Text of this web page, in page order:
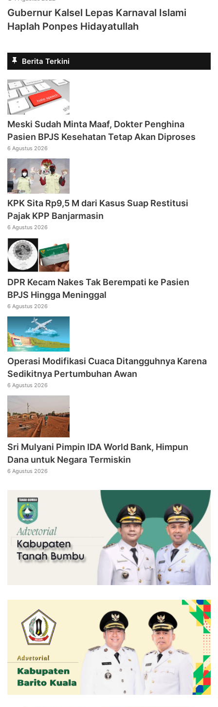
Gubernur Kalsel Lepas Karnaval Islami
Haplah Ponpes Hidayatullah
Berita Terkini
Meski Sudah Minta Maaf, Dokter Penghina
Pasien BPJS Kesehatan Tetap Akan Diproses
6 Agustus 2026
KPK Sita Rp9,5 M dari Kasus Suap Restitusi
Pajak KPP Banjarmasin
6 Agustus 2026
DPR Kecam Nakes Tak Berempati ke Pasien
BPJS Hingga Meninggal
6 Agustus 2026
Operasi Modifikasi Cuaca Ditangguhnya Karena
Sedikitnya Pertumbuhan Awan
6 Agustus 2026
Sri Mulyani Pimpin IDA World Bank, Himpun
Dana untuk Negara Termiskin
6 Agustus 2026